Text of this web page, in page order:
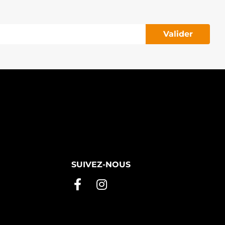
Valider
SUIVEZ-NOUS